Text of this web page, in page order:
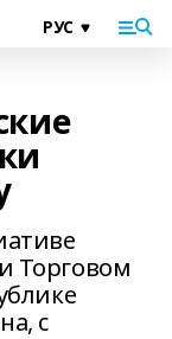
Торговом
с